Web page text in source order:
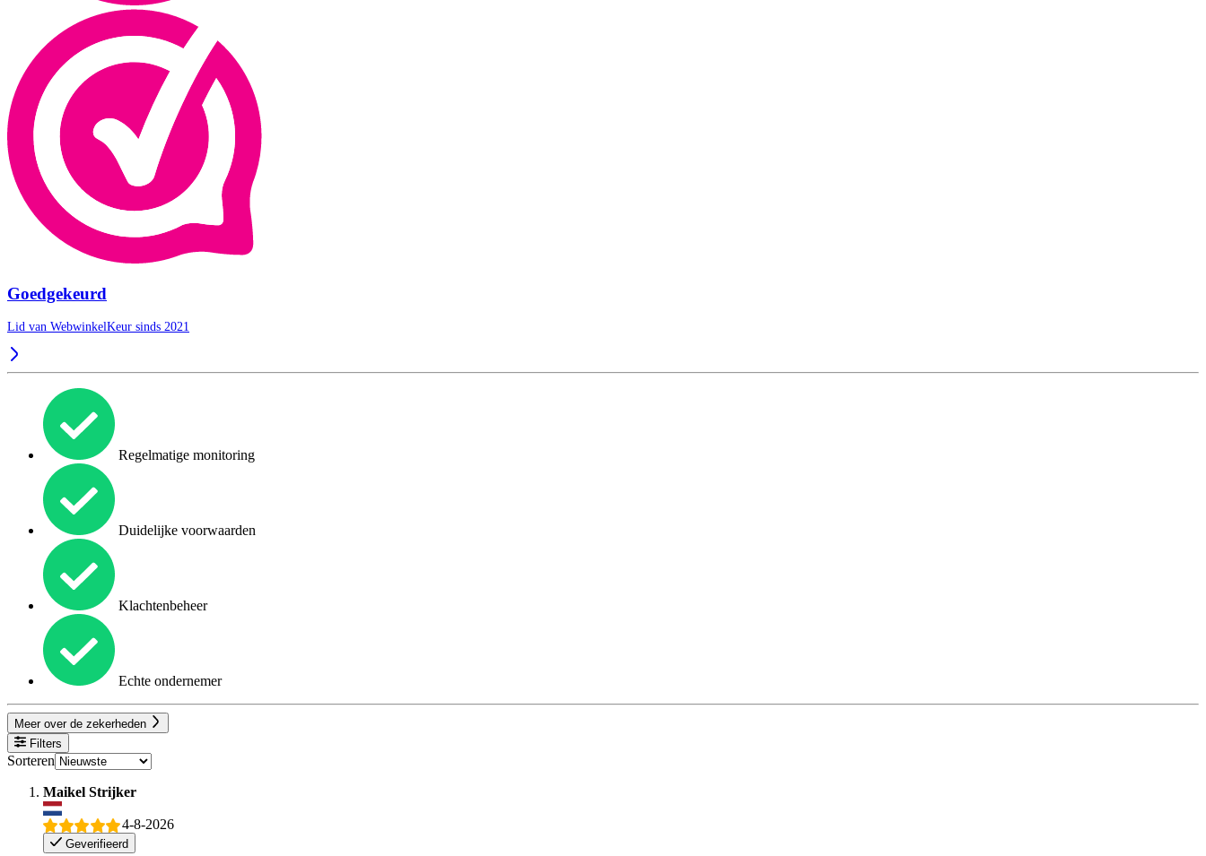
Goedgekeurd
Lid van WebwinkelKeur sinds 2021
Regelmatige monitoring
Duidelijke voorwaarden
Klachtenbeheer
Echte ondernemer
Meer over de zekerheden
Filters
Sorteren
Maikel Strijker
4-8-2026
Geverifieerd